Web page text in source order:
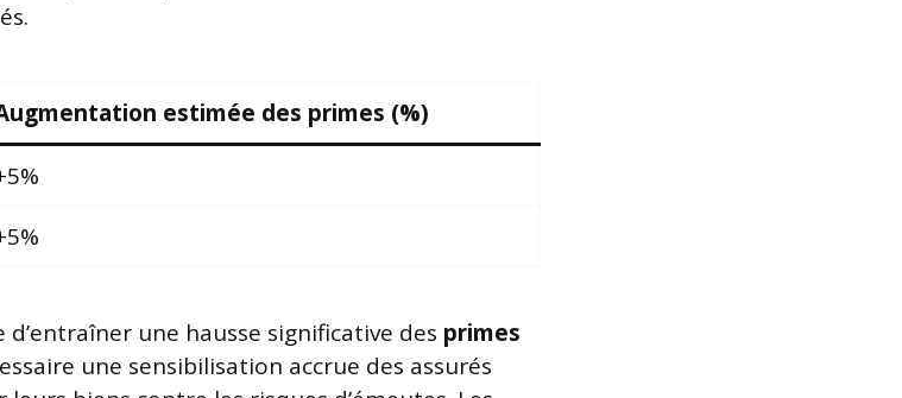
estimée des primes (%)
une hausse significative des primes
une sensibilisation accrue des assurés